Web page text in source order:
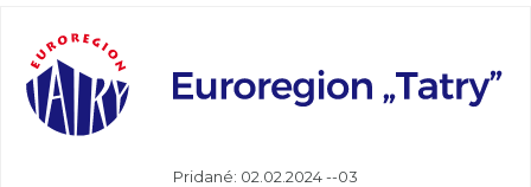
Pridané: 02.02.2024 --03